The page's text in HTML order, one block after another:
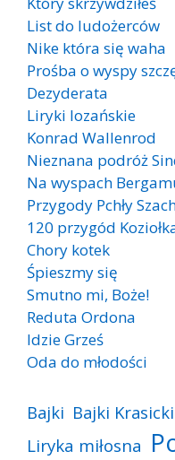
List do ludożerców
Nike która się waha
Prośba o wyspy
Dezyderata
Liryki lozańskie
Konrad Wallenrod
Nieznana podróż
Na wyspach
Przygody Pchły
120 przygód
Chory kotek
Śpieszmy się
Smutno mi, Boże!
Reduta Ordona
Idzie Grześ
Oda do młodości
Bajki Bajki
Liryka miłosna